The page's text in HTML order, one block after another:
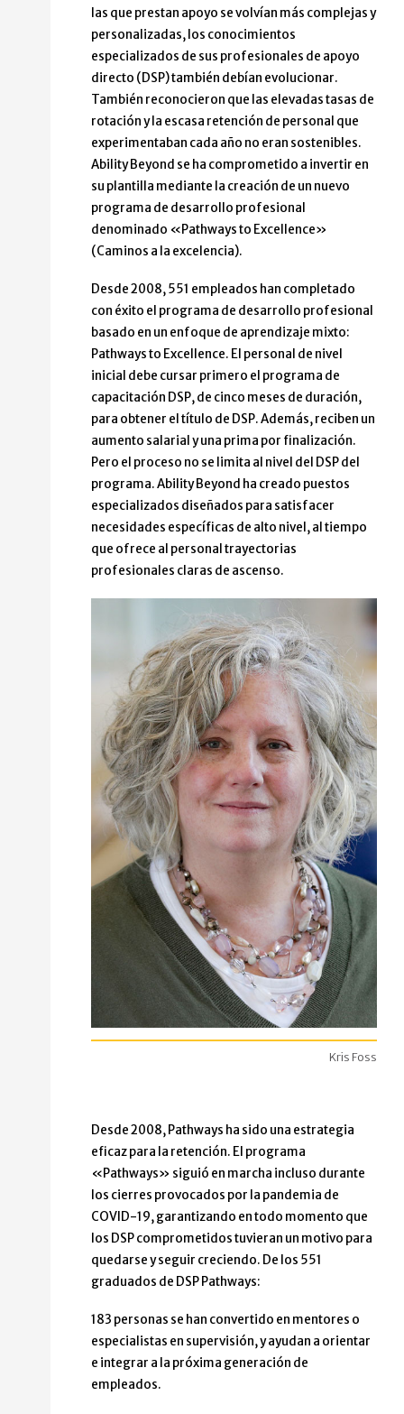
las que prestan apoyo se volvían más complejas y
personalizadas, los conocimientos
especializados de sus profesionales de apoyo
directo (DSP) también debían evolucionar.
También reconocieron que las elevadas tasas de
rotación y la escasa retención de personal que
experimentaban cada año no eran sostenibles.
Ability Beyond se ha comprometido a invertir en
su plantilla mediante la creación de un nuevo
programa de desarrollo profesional
denominado «Pathways to Excellence»
(Caminos a la excelencia).
Desde 2008, 551 empleados han completado
con éxito el programa de desarrollo profesional
basado en un enfoque de aprendizaje mixto:
Pathways to Excellence. El personal de nivel
inicial debe cursar primero el programa de
capacitación DSP, de cinco meses de duración,
para obtener el título de DSP. Además, reciben un
aumento salarial y una prima por finalización.
Pero el proceso no se limita al nivel del DSP del
programa. Ability Beyond ha creado puestos
especializados diseñados para satisfacer
necesidades específicas de alto nivel, al tiempo
que ofrece al personal trayectorias
profesionales claras de ascenso.
Kris Foss
Desde 2008, Pathways ha sido una estrategia
eficaz para la retención. El programa
«Pathways» siguió en marcha incluso durante
los cierres provocados por la pandemia de
COVID-19, garantizando en todo momento que
los DSP comprometidos tuvieran un motivo para
quedarse y seguir creciendo. De los 551
graduados de DSP Pathways:
183 personas se han convertido en mentores o
especialistas en supervisión, y ayudan a orientar
e integrar a la próxima generación de
empleados.